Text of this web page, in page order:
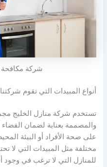
شركة
أنواع المبيدات التي تقوم
تستخدم شركة منازل الخليج
والمصممة بعناية لضمان القضاء
على صحة الأفراد أو البيئة
مختلفة مثل المبيدات التي لا
للمنازل التي لا ترغب في وجود